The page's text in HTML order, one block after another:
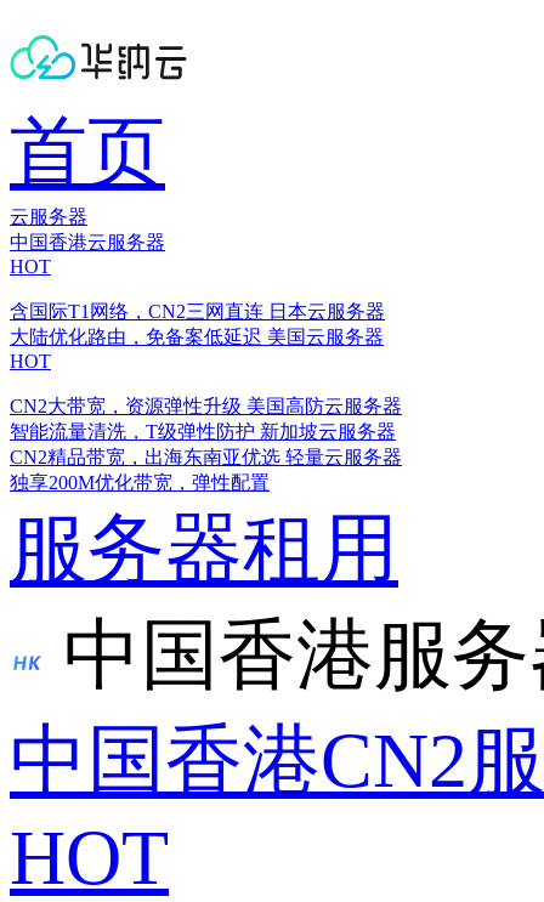
首页
云服务器
中国香港云服务器
HOT
含国际T1网络，CN2三网直连 日本云服务器
大陆优化路由，免备案低延迟 美国云服务器
HOT
CN2大带宽，资源弹性升级 美国高防云服务器
智能流量清洗，T级弹性防护 新加坡云服务器
CN2精品带宽，出海东南亚优选 轻量云服务器
独享200M优化带宽，弹性配置
服务器租用
中国香港服
中国香港CN2
HOT